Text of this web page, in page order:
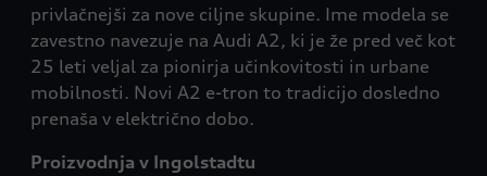
privlačnejši za nove ciljne skupine. Ime modela se
zavestno navezuje na Audi A2, ki je že pred več kot
25 leti veljal za pionirja učinkovitosti in urbane
mobilnosti. Novi A2 e-tron to tradicijo dosledno
prenaša v električno dobo.
Proizvodnja v Ingolstadtu